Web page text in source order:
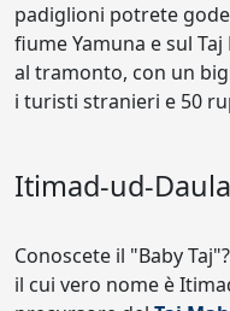
padiglioni potrete
fiume Yamuna e sul
al tramonto, con un
i turisti stranieri e 50
Itimad-ud-
Conoscete il "Baby
il cui vero nome è